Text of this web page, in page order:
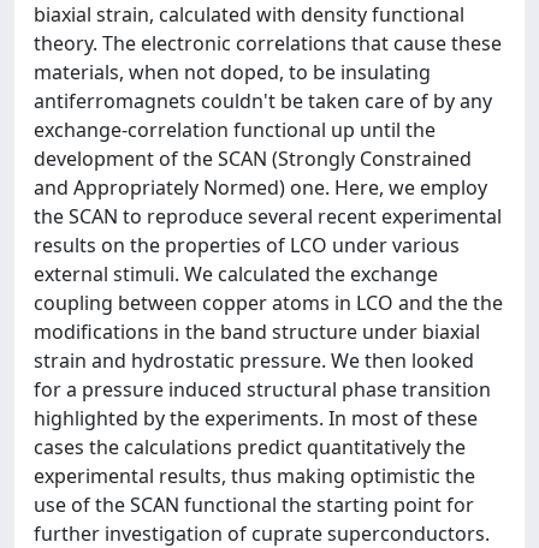
biaxial strain, calculated with density functional
theory. The electronic correlations that cause these
materials, when not doped, to be insulating
antiferromagnets couldn't be taken care of by any
exchange-correlation functional up until the
development of the SCAN (Strongly Constrained
and Appropriately Normed) one. Here, we employ
the SCAN to reproduce several recent experimental
results on the properties of LCO under various
external stimuli. We calculated the exchange
coupling between copper atoms in LCO and the the
modifications in the band structure under biaxial
strain and hydrostatic pressure. We then looked
for a pressure induced structural phase transition
highlighted by the experiments. In most of these
cases the calculations predict quantitatively the
experimental results, thus making optimistic the
use of the SCAN functional the starting point for
further investigation of cuprate superconductors.